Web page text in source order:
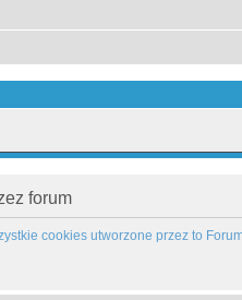
forum
cookies utworzone przez to